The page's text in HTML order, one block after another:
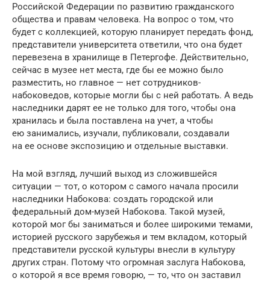
Российской Федерации по развитию гражданского
общества и правам человека. На вопрос о том, что
будет с коллекцией, которую планирует передать фонд,
представители университета ответили, что она будет
перевезена в хранилище в Петергофе. Действительно,
сейчас в музее нет места, где бы ее можно было
разместить, но главное — нет сотрудников-
набоковедов, которые могли бы с ней работать. А ведь
наследники дарят ее не только для того, чтобы она
хранилась и была поставлена на учет, а чтобы
ею занимались, изучали, публиковали, создавали
на ее основе экспозицию и отдельные выставки.
На мой взгляд, лучший выход из сложившейся
ситуации — тот, о котором с самого начала просили
наследники Набокова: создать городской или
федеральный дом-музей Набокова. Такой музей,
которой мог бы заниматься и более широкими темами,
историей русского зарубежья и тем вкладом, который
представители русской культуры внесли в культуру
других стран. Потому что огромная заслуга Набокова,
о которой я все время говорю, — то, что он заставил